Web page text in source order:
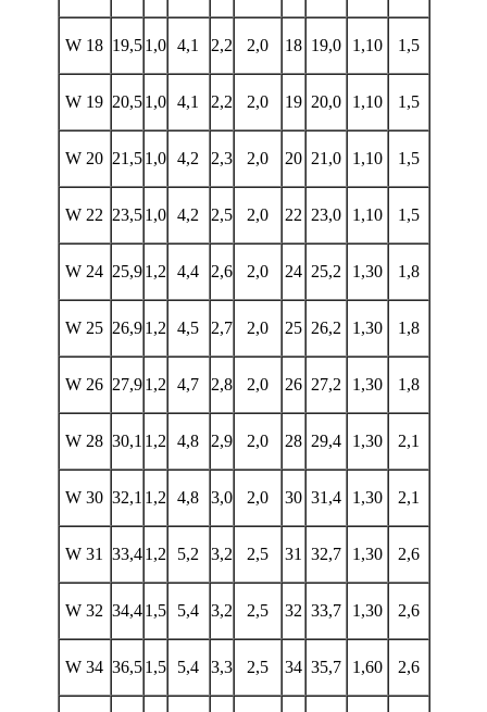
W 18 19,5 1,0 4,1 2,2 2,0 18 19,0 1,10 1,5
W 19 20,5 1,0 4,1 2,2 2,0 19 20,0 1,10 1,5
W 20 21,5 1,0 4,2 2,3 2,0 20 21,0 1,10 1,5
W 22 23,5 1,0 4,2 2,5 2,0 22 23,0 1,10 1,5
W 24 25,9 1,2 4,4 2,6 2,0 24 25,2 1,30 1,8
W 25 26,9 1,2 4,5 2,7 2,0 25 26,2 1,30 1,8
W 26 27,9 1,2 4,7 2,8 2,0 26 27,2 1,30 1,8
W 28 30,1 1,2 4,8 2,9 2,0 28 29,4 1,30 2,1
W 30 32,1 1,2 4,8 3,0 2,0 30 31,4 1,30 2,1
W 31 33,4 1,2 5,2 3,2 2,5 31 32,7 1,30 2,6
W 32 34,4 1,5 5,4 3,2 2,5 32 33,7 1,30 2,6
W 34 36,5 1,5 5,4 3,3 2,5 34 35,7 1,60 2,6